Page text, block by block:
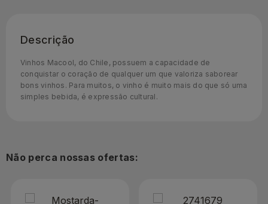
Descrição
Vinhos Macool, do Chile, possuem a capacidade de
conquistar o coração de qualquer um que valoriza saborear
bons vinhos. Para muitos, o vinho é muito mais do que só uma
simples bebida, é expressão cultural.
Não perca nossas ofertas: